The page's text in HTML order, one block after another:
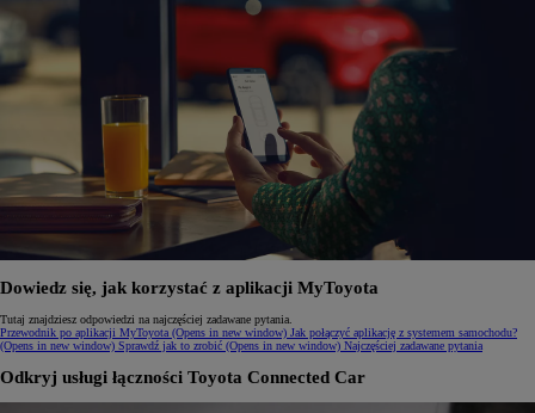
Dowiedz się, jak korzystać z aplikacji MyToyota
Tutaj znajdziesz odpowiedzi na najczęściej zadawane pytania.
Przewodnik po aplikacji MyToyota (Opens in new window) Jak połączyć aplikację z systemem samochodu?
(Opens in new window) Sprawdź jak to zrobić (Opens in new window) Najczęściej zadawane pytania
Odkryj usługi łączności Toyota Connected Car